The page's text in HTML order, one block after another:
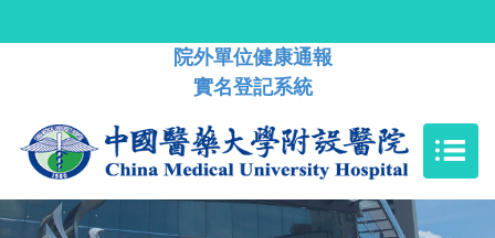
院外單位健康通報
實名登記系統